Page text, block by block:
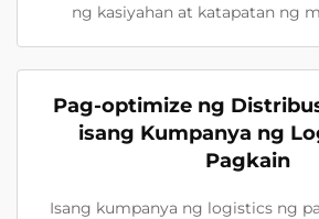
ng kasiyahan at katapatan ng
Pag-optimize ng
isang Kumpanya ng
Pagkain
Isang kumpanya ng logistics ng